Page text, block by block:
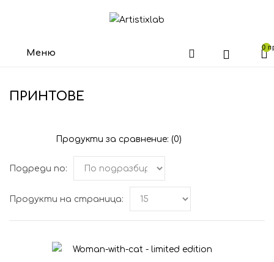
0
Меню
ПРИНТОВЕ
Продукти за сравнение: (0)
Подреди по:
Продукти на страница: